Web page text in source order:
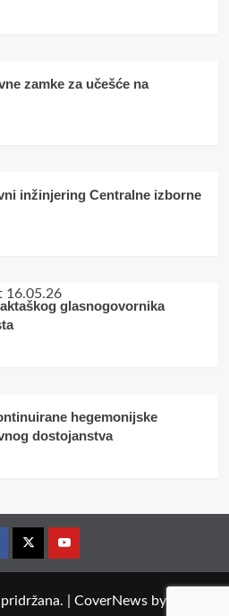
zamke za učešće na
inžinjering Centralne izborne
glasnogovornika
hegemonijske
dostojanstva
TwitterYouTube
CoverNewsby AF